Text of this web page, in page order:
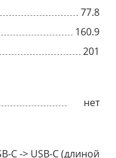
77.8
160.9
201
нет
C -> USB-C (длиной